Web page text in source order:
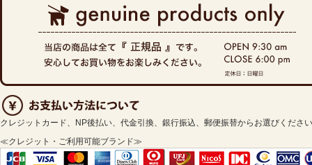
クレジットカード、NP後払い、代金引換、銀行振込、郵便振替からお選びくださ
≪クレジット・ご利用可能ブランド≫